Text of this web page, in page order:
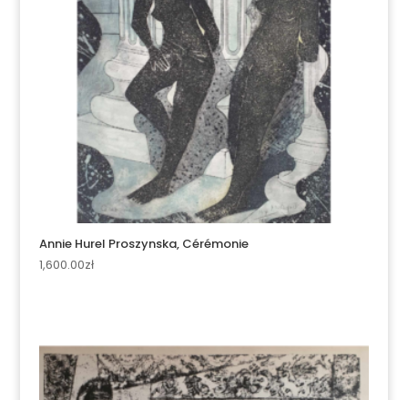
Annie Hurel Proszynska, Cérémonie
1,600.00zł